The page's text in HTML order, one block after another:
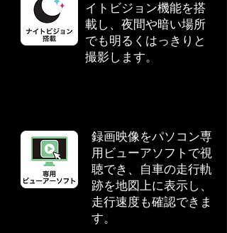
イトビジョン機能を搭
載し、夜間や暗い場所
でも明るくはっきりと
撮影します。
録画映像をパソコン専
用ビューアソフトで視
聴でき、自車の走行軌
跡を地図上に表示し、
走行速度も確認できま
す。